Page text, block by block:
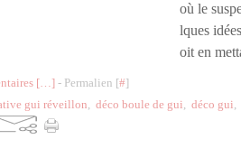
où le
lques
oit en
[…] - Permalien [#]
gui réveillon, déco boule de gui, déco gui,